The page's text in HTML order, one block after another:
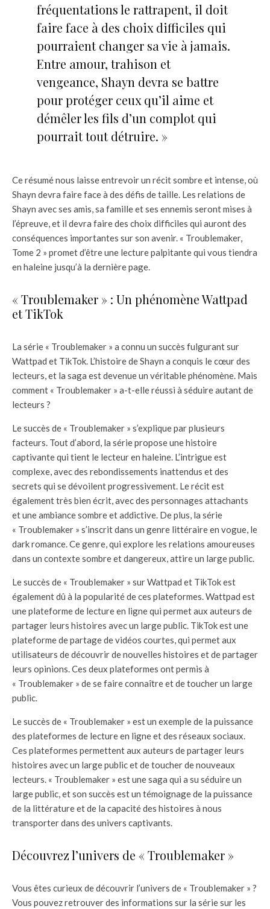
fréquentations le rattrapent, il doit
faire face à des choix difficiles qui
pourraient changer sa vie à jamais.
Entre amour, trahison et
vengeance, Shayn devra se battre
pour protéger ceux qu’il aime et
démêler les fils d’un complot qui
pourrait tout détruire. »
Ce résumé nous laisse entrevoir un récit sombre et intense, où
Shayn devra faire face à des défis de taille. Les relations de
Shayn avec ses amis, sa famille et ses ennemis seront mises à
l’épreuve, et il devra faire des choix difficiles qui auront des
conséquences importantes sur son avenir. « Troublemaker,
Tome 2 » promet d’être une lecture palpitante qui vous tiendra
en haleine jusqu’à la dernière page.
« Troublemaker » : Un phénomène Wattpad
et TikTok
La série « Troublemaker » a connu un succès fulgurant sur
Wattpad et TikTok. L’histoire de Shayn a conquis le cœur des
lecteurs, et la saga est devenue un véritable phénomène. Mais
comment « Troublemaker » a-t-elle réussi à séduire autant de
lecteurs ?
Le succès de « Troublemaker » s’explique par plusieurs
facteurs. Tout d’abord, la série propose une histoire
captivante qui tient le lecteur en haleine. L’intrigue est
complexe, avec des rebondissements inattendus et des
secrets qui se dévoilent progressivement. Le récit est
également très bien écrit, avec des personnages attachants
et une ambiance sombre et addictive. De plus, la série
« Troublemaker » s’inscrit dans un genre littéraire en vogue, le
dark romance. Ce genre, qui explore les relations amoureuses
dans un contexte sombre et dangereux, attire un large public.
Le succès de « Troublemaker » sur Wattpad et TikTok est
également dû à la popularité de ces plateformes. Wattpad est
une plateforme de lecture en ligne qui permet aux auteurs de
partager leurs histoires avec un large public. TikTok est une
plateforme de partage de vidéos courtes, qui permet aux
utilisateurs de découvrir de nouvelles histoires et de partager
leurs opinions. Ces deux plateformes ont permis à
« Troublemaker » de se faire connaître et de toucher un large
public.
Le succès de « Troublemaker » est un exemple de la puissance
des plateformes de lecture en ligne et des réseaux sociaux.
Ces plateformes permettent aux auteurs de partager leurs
histoires avec un large public et de toucher de nouveaux
lecteurs. « Troublemaker » est une saga qui a su séduire un
large public, et son succès est un témoignage de la puissance
de la littérature et de la capacité des histoires à nous
transporter dans des univers captivants.
Découvrez l’univers de « Troublemaker »
Vous êtes curieux de découvrir l’univers de « Troublemaker » ?
Vous pouvez retrouver des informations sur la série sur les